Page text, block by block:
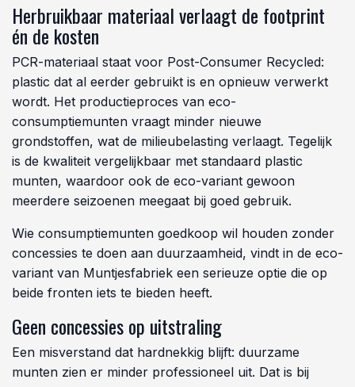
Herbruikbaar materiaal verlaagt de footprint
én de kosten
PCR-materiaal staat voor Post-Consumer Recycled:
plastic dat al eerder gebruikt is en opnieuw verwerkt
wordt. Het productieproces van eco-
consumptiemunten vraagt minder nieuwe
grondstoffen, wat de milieubelasting verlaagt. Tegelijk
is de kwaliteit vergelijkbaar met standaard plastic
munten, waardoor ook de eco-variant gewoon
meerdere seizoenen meegaat bij goed gebruik.
Wie consumptiemunten goedkoop wil houden zonder
concessies te doen aan duurzaamheid, vindt in de eco-
variant van Muntjesfabriek een serieuze optie die op
beide fronten iets te bieden heeft.
Geen concessies op uitstraling
Een misverstand dat hardnekkig blijft: duurzame
munten zien er minder professioneel uit. Dat is bij